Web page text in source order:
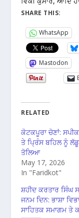
SHARE THIS:
WhatsApp
Mastodon
RELATED
ਕੋਟਕਪੂਰਾ ਚੋਣਾਂ:
ਤੇ ਪ੍ਰਿੰਸ ਬਹਿਲ ਨੂੰ
ਤੋਲਿਆ
May 17, 2026
In "Faridkot"
ਸ਼ਹੀਦ ਕਰਤਾਰ ਸਿੰਘ
ਜਨਮ ਦਿਨ: ਭਾਸ਼ਾ
ਸਾਹਿਤਕ ਸਮਾਗਮ ਤੇ